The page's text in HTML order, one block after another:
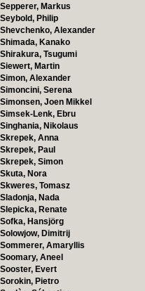
Sepperer, Markus
Seybold, Philip
Shevchenko, Alexander
Shimada, Kanako
Shirakura, Tsugumi
Siewert, Martin
Simon, Alexander
Simoncini, Serena
Simonsen, Joen Mikkel
Simsek-Lenk, Ebru
Singhania, Nikolaus
Skrepek, Anna
Skrepek, Paul
Skrepek, Simon
Skuta, Nora
Skweres, Tomasz
Sladonja, Nada
Slepicka, Renate
Sofka, Hansjörg
Solowjow, Dimitrij
Sommerer, Amaryllis
Soomary, Aneel
Sooster, Evert
Sorokin, Pietro